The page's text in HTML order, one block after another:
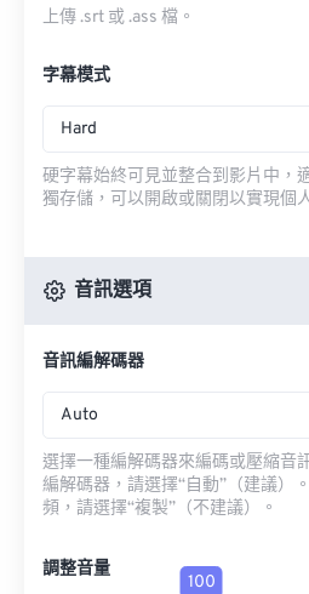
上傳 .srt 或 .ass 檔。
字幕模式
Hard
硬字幕始終可見並整合到影片中，
獨存儲，可以開啟或關閉以實現個
音訊選項
音訊編解碼器
Auto
選擇一種編解碼器來編碼或壓縮音
編解碼器，請選擇“自動”（建議）
頻，請選擇“複製”（不建議）。
調整音量
100